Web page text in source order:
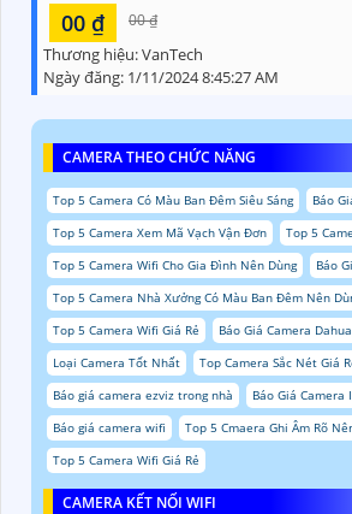
00 ₫ 00 ₫
Thương hiệu:VanTech
Ngày đăng: 1/11/2024 8:45:27 AM
CAMERA THEO CHỨC NĂNG
Top 5 Camera Có Màu Ban Đêm Siêu Sáng
Báo
Top 5 Camera Xem Mã Vạch Vận Đơn
Top 5
Top 5 Camera Wifi Cho Gia Đình Nên Dùng
Báo
Top 5 Camera Nhà Xưởng Có Màu Ban Đêm Nên
Top 5 Camera Wifi Giá Rẻ
Báo Giá Camera
Loại Camera Tốt Nhất
Top Camera Sắc Nét Giá
Báo giá camera ezviz trong nhà
Báo Giá
Báo giá camera wifi
Top 5 Cmaera Ghi Âm Rõ
Top 5 Camera Wifi Giá Rẻ
CAMERA KẾT NỐI WIFI